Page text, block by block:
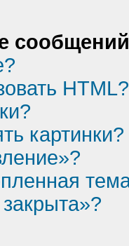
HTML?
картинки?